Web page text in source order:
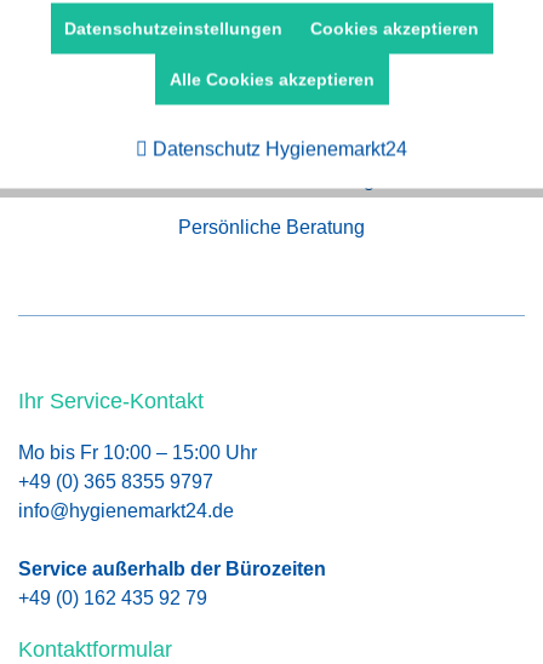
Persönliche Beratung
Ihr Service-Kontakt
Mo bis Fr 10:00 – 15:00 Uhr
+49 (0) 365 8355 9797
info@hygienemarkt24.de
Service außerhalb der Bürozeiten
+49 (0) 162 435 92 79
Kontaktformular
Marketing Aktiv
Aktiv
Datenschutzeinstellungen Cookies akzeptieren
Alle Cookies akzeptieren
Datenschutz Hygienemarkt24